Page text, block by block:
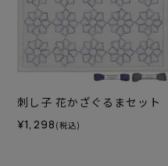
刺し子 花かざぐるまセット
¥1,298 (税込)